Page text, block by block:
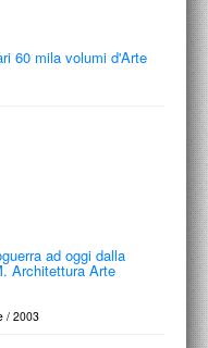
60 mila volumi d'Arte
ad oggi dalla
Architettura Arte
/ 2003